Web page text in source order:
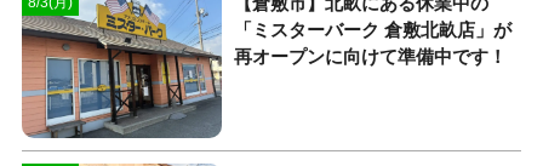
「ミスターバーク 倉敷北畝店」が
再オープンに向けて準備中です！